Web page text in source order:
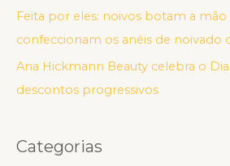
Feita por eles: noivos botam a mão
confeccionam os anéis de noivado
Ana Hickmann Beauty celebra o
descontos progressivos
Categorias